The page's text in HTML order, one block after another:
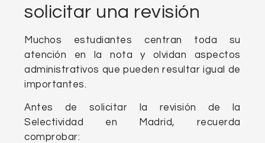
solicitar una revisión
Muchos estudiantes centran toda su
atención en la nota y olvidan aspectos
administrativos que pueden resultar igual de
importantes.
Antes de solicitar la revisión de la
Selectividad en Madrid, recuerda
comprobar: